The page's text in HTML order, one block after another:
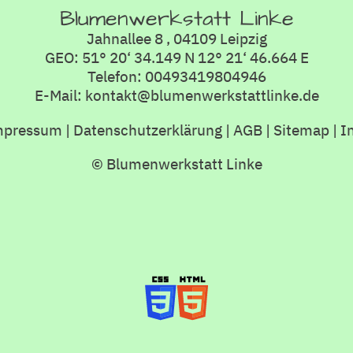
Blumenwerkstatt Linke
Jahnallee 8 , 04109 Leipzig
GEO: 51° 20‘ 34.149 N 12° 21‘ 46.664 E
Telefon: 00493419804946
E-Mail: kontakt@blumenwerkstattlinke.de
| Datenschutzerklärung | AGB | Sitemap |
© Blumenwerkstatt Linke